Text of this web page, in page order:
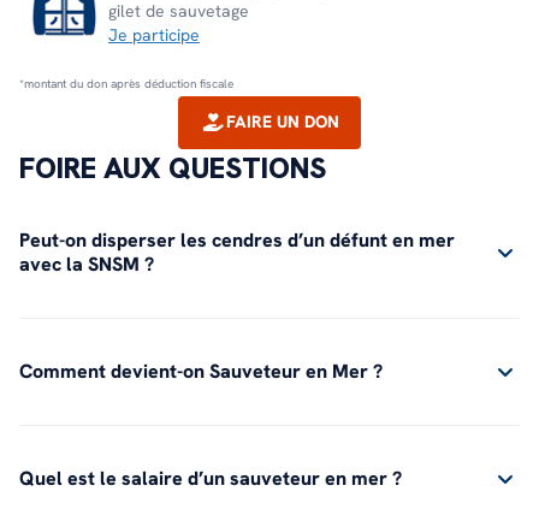
gilet de sauvetage
Je participe
*montant du don après déduction fiscale
FAIRE UN DON
FOIRE AUX QUESTIONS
Peut-on disperser les cendres d’un défunt en mer
avec la SNSM ?
Comment devient-on Sauveteur en Mer ?
Quel est le salaire d’un sauveteur en mer ?